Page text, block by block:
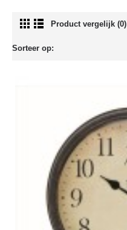
Product vergelijk (0)
Sorteer op: